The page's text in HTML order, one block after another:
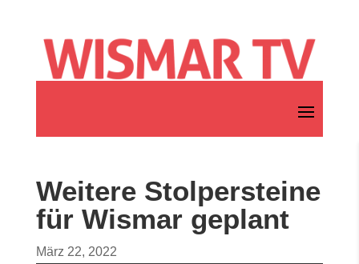
Weitere Stolpersteine
für Wismar geplant
März 22, 2022